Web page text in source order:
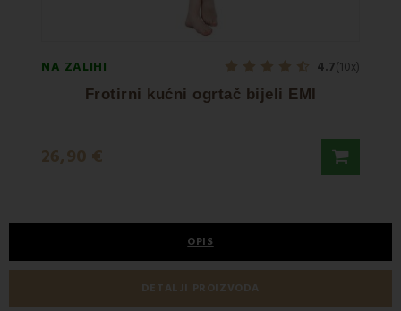
NA ZALIHI 4.7(10x)
Frotirni kućni ogrtač bijeli EMI
26,90 €
OPIS
DETALJI PROIZVODA